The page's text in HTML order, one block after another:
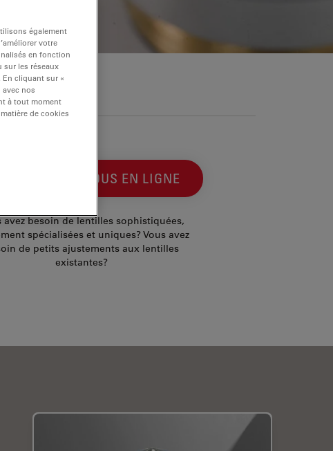
CONTACTEZ-NOUS EN LIGNE
avez besoin de lentilles sophistiquées,
spécialisées et uniques? Vous avez
de petits ajustements aux lentilles
existantes?
également
votre
en fonction
sur les réseaux
En cliquant sur «
nos
à tout moment
de cookies